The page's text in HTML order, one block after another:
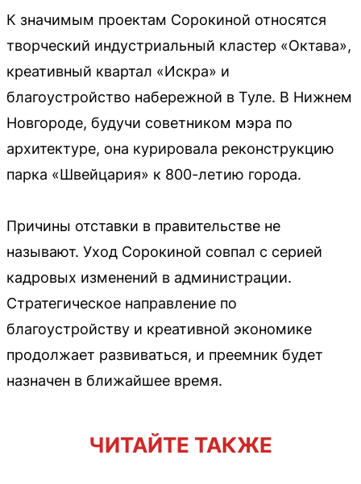
К значимым проектам Сорокиной относятся
творческий индустриальный кластер «Октава»,
креативный квартал «Искра» и
благоустройство набережной в Туле. В Нижнем
Новгороде, будучи советником мэра по
архитектуре, она курировала реконструкцию
парка «Швейцария» к 800-летию города.
Причины отставки в правительстве не
называют. Уход Сорокиной совпал с серией
кадровых изменений в администрации.
Стратегическое направление по
благоустройству и креативной экономике
продолжает развиваться, и преемник будет
назначен в ближайшее время.
ЧИТАЙТЕ ТАКЖЕ